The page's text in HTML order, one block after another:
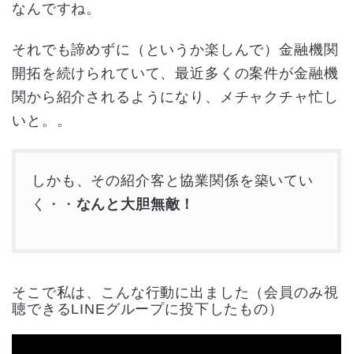
なんですね。
それでも諦めずに（というか楽しんで）金融機関
開拓を続けられていて、最近多くの案件が金融機
関から紹介されるようになり、メチャクチャ忙し
いと。。
しかも、その紹介客と協業関係を築いてい
く・・ なんと大胆無敵！
そこで私は、こんな行動に出ました（会員のみ視
聴できるLINEグループに投下したもの）